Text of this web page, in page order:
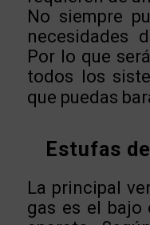
No siempre
necesidades
Por lo que
todos los
que puedas
Estufas
La principal
gas es el bajo